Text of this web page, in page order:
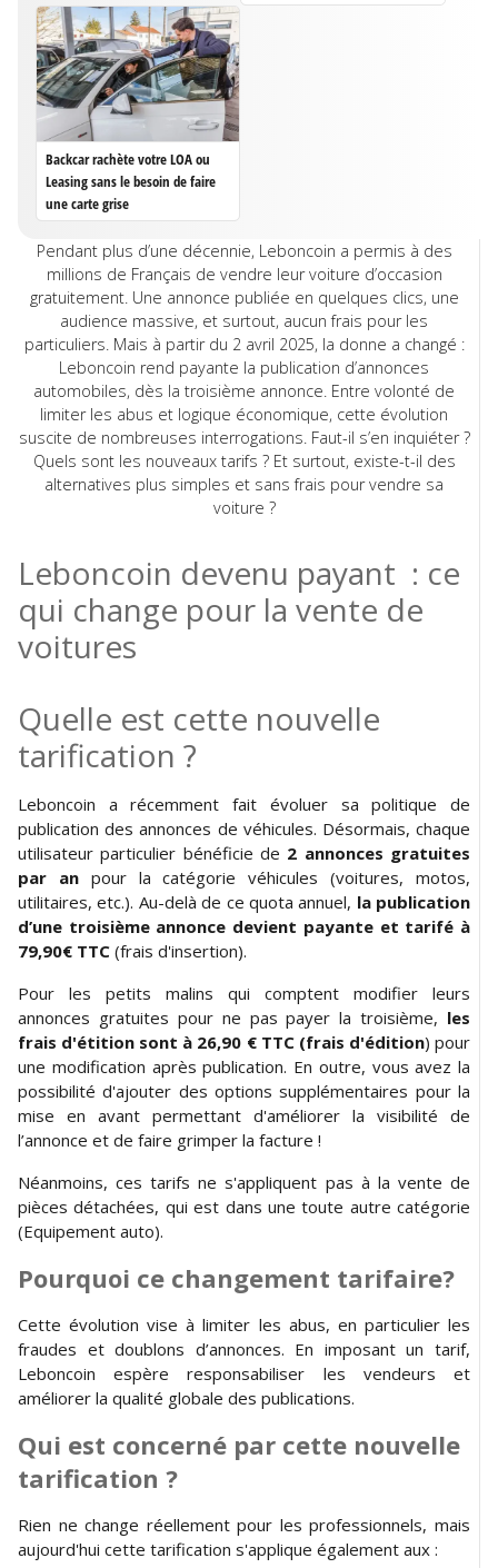
Pendant plus d’une décennie, Leboncoin a permis à des
millions de Français de vendre leur voiture d’occasion
gratuitement. Une annonce publiée en quelques clics, une
audience massive, et surtout, aucun frais pour les
particuliers. Mais à partir du 2 avril 2025, la donne a changé :
Leboncoin rend payante la publication d’annonces
automobiles, dès la troisième annonce. Entre volonté de
limiter les abus et logique économique, cette évolution
suscite de nombreuses interrogations. Faut-il s’en inquiéter ?
Quels sont les nouveaux tarifs ? Et surtout, existe-t-il des
alternatives plus simples et sans frais pour vendre sa
voiture ?
Leboncoin devenu payant : ce
qui change pour la vente de
voitures
Quelle est cette nouvelle
tarification ?
Leboncoin a récemment fait évoluer sa politique de
publication des annonces de véhicules. Désormais, chaque
utilisateur particulier bénéficie de 2 annonces gratuites
par anpour la catégorie véhicules (voitures, motos,
utilitaires, etc.). Au-delà de ce quota annuel, la publication
d’une troisième annonce devient payante et tarifé à
79,90€ TTC (frais d'insertion).
Pour les petits malins qui comptent modifier leurs
annonces gratuites pour ne pas payer la troisième, les
frais d'étition sont à 26,90 € TTC (frais d'édition) pour
une modification après publication. En outre, vous avez la
possibilité d'ajouter des options supplémentaires pour la
mise en avant permettant d'améliorer la visibilité de
l’annonce et de faire grimper la facture !
Néanmoins, ces tarifs ne s'appliquent pas à la vente de
pièces détachées, qui est dans une toute autre catégorie
(Equipement auto).
Pourquoi ce changement tarifaire?
Cette évolution vise à limiter les abus, en particulier les
fraudes et doublons d’annonces. En imposant un tarif,
Leboncoin espère responsabiliser les vendeurs et
améliorer la qualité globale des publications.
Qui est concerné par cette nouvelle
tarification ?
Rien ne change réellement pour les professionnels, mais
aujourd'hui cette tarification s'applique également aux :
Backcar rachète votre LOA ou
Leasing sans le besoin de faire
une carte grise